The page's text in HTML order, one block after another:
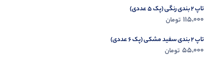
تاپ 2 بندی رنگی (پک 5 عددی)
115,000 تومان
تاپ 2 بندی سفید مشکی (پک 6 عددی)
55,000 تومان
بلوز لانگ آر یو کی (پک 6 عددی)
0 تومان